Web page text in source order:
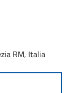
RM, Italia